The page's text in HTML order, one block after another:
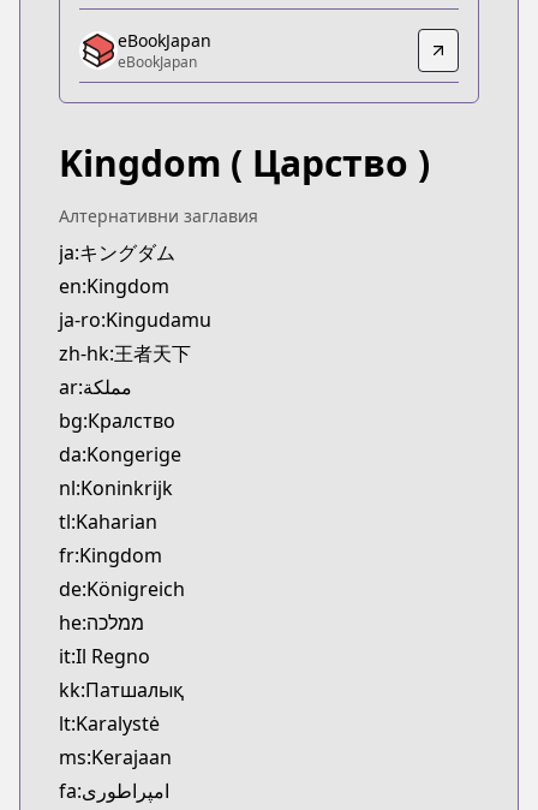
Anime-Planet
https://www.anime-planet.com/manga/kingdom
eBookJapan
eBookJapan
Official Raw
Official Raw
https://youngjump.jp/kingdom
Kitsu
Kitsu
https://kitsu.app/manga/3480
CDJapan
CDJapan
https://www.anime-planet.com/manga/https://
MangaUpdates
MangaUpdates
https://www.mangaupdates.com/
Book☆Walker
Book☆Walker
https://bookwalker.jp/series/12466
Official Site
Official Site
https://www.meian-editions.fr/meian/licence/
eBookJapan
eBookJapan
Kingdom ( Царство )
Алтернативни заглавия
ja:キングダム
en:Kingdom
ja-ro:Kingudamu
zh-hk:王者天下
ar:مملكة
bg:Кралство
da:Kongerige
nl:Koninkrijk
tl:Kaharian
fr:Kingdom
de:Königreich
he:ממלכה
it:Il Regno
kk:Патшалық
lt:Karalystė
ms:Kerajaan
fa:امپراطوری